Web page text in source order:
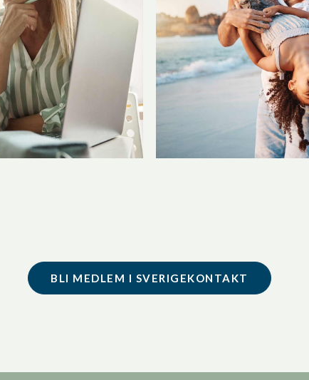
BLI MEDLEM I SVERIGEKONTAKT